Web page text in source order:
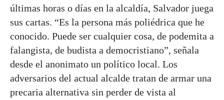
últimas horas o días en la alcaldía, Salvador juega
sus cartas. “Es la persona más poliédrica que he
conocido. Puede ser cualquier cosa, de podemita a
falangista, de budista a democristiano”, señala
desde el anonimato un político local. Los
adversarios del actual alcalde tratan de armar una
precaria alternativa sin perder de vista al